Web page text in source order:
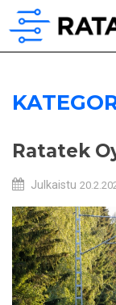
Ratatek
Julkaistu